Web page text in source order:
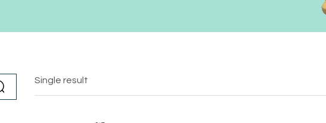
Single result